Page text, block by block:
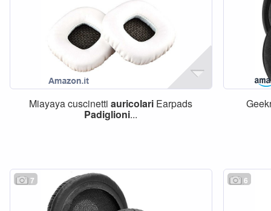
Miayaya cuscinettiauricolari Earpads
Padiglioni...
7 6